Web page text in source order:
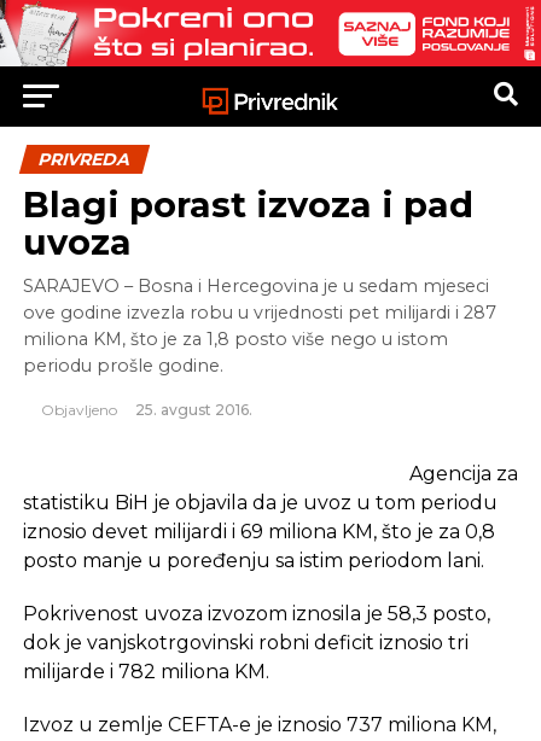
PRIVREDA
Blagi porast izvoza i pad
uvoza
SARAJEVO – Bosna i Hercegovina je u sedam mjeseci
ove godine izvezla robu u vrijednosti pet milijardi i 287
miliona KM, što je za 1,8 posto više nego u istom
periodu prošle godine.
Objavljeno 25. avgust 2016.
Agencija za
statistiku BiH je objavila da je uvoz u tom periodu
iznosio devet milijardi i 69 miliona KM, što je za 0,8
posto manje u poređenju sa istim periodom lani.
Pokrivenost uvoza izvozom iznosila je 58,3 posto,
dok je vanjskotrgovinski robni deficit iznosio tri
milijarde i 782 miliona KM.
Izvoz u zemlje CEFTA-e je iznosio 737 miliona KM,